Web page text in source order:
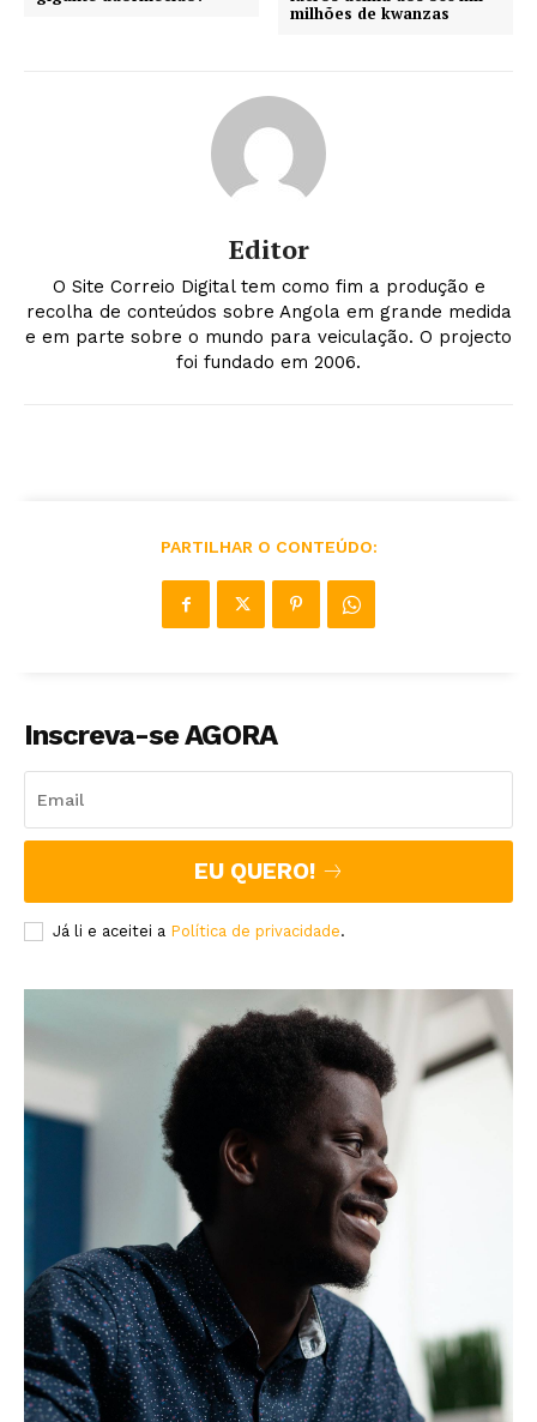
milhões de kwanzas
Editor
O Site Correio Digital tem como fim a produção e
recolha de conteúdos sobre Angola em grande medida
e em parte sobre o mundo para veiculação. O projecto
foi fundado em 2006.
PARTILHAR O CONTEÚDO:
Inscreva-se AGORA
EU QUERO!
Já li e aceitei a Política de privacidade.